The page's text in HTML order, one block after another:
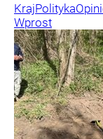
KrajPolityka
Wprost